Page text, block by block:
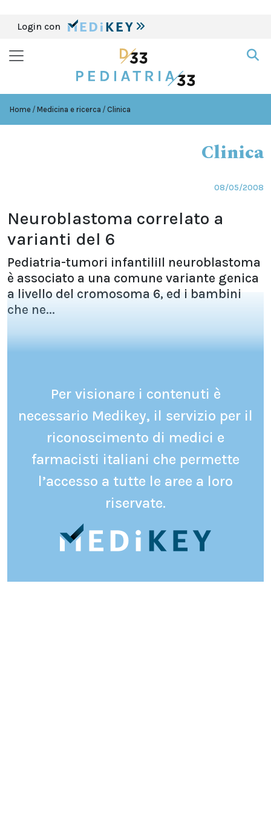
Login con
Home Medicina e ricerca Clinica
Clinica
08/05/2008
Neuroblastoma correlato a
varianti del 6
Pediatria-tumori infantiliIl neuroblastoma
è associato a una comune variante genica
a livello del cromosoma 6, ed i bambini
che ne...
Per visionare i contenuti è
necessario Medikey, il servizio per il
riconoscimento di medici e
farmacisti italiani che permette
l’accesso a tutte le aree a loro
riservate.